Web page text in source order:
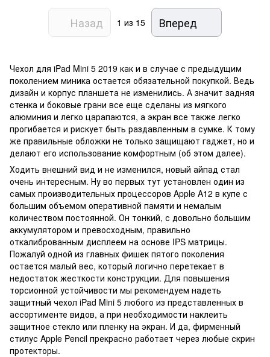
Назад 1 из 15 Вперед
Чехол для iPad Mini 5 2019 как и в случае с предыдущим
поколением миника остается обязательной покупкой. Ведь
дизайн и корпус планшета не изменились. А значит задняя
стенка и боковые грани все еще сделаны из мягкого
алюминия и легко царапаются, а экран все также легко
прогибается и рискует быть раздавленным в сумке. К тому
же правильные обложки не только защищают гаджет, но и
делают его использование комфортным (об этом далее).
Ходить внешний вид и не изменился, новый айпад стал
очень интересным. Ну во первых тут установлен один из
самых производительных процессоров Apple A12 в купе с
большим объемом оперативной памяти и немалым
количеством постоянной. Он тонкий, с довольно большим
аккумулятором и превосходным, правильно
откалиброванным дисплеем на основе IPS матрицы.
Пожалуй одной из главных фишек пятого поколения
остается малый вес, который логично перетекает в
недостаток жесткости конструкции. Для повышения
торсионной устойчивости мы рекомендуем надеть
защитный чехол iPad Mini 5 любого из представленных в
ассортименте видов, а при необходимости наклеить
защитное стекло или пленку на экран. И да, фирменный
стилус Apple Pencil прекрасно работает через любые скрин
протекторы.